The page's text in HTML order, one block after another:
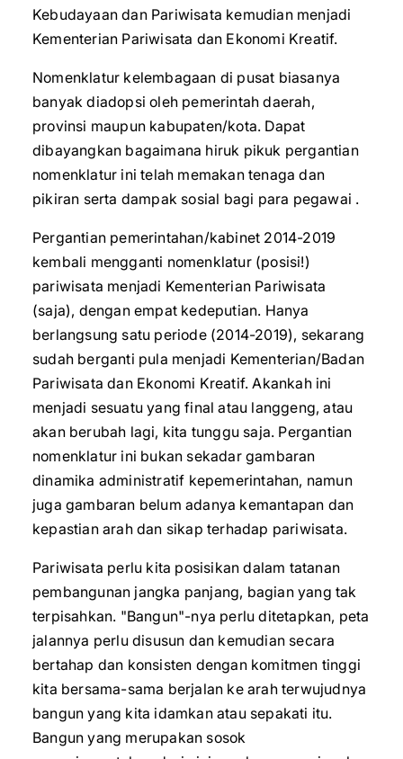
Kebudayaan dan Pariwisata kemudian menjadi
Kementerian Pariwisata dan Ekonomi Kreatif.
Nomenklatur kelembagaan di pusat biasanya
banyak diadopsi oleh pemerintah daerah,
provinsi maupun kabupaten/kota. Dapat
dibayangkan bagaimana hiruk pikuk pergantian
nomenklatur ini telah memakan tenaga dan
pikiran serta dampak sosial bagi para pegawai .
Pergantian pemerintahan/kabinet 2014-2019
kembali mengganti nomenklatur (posisi!)
pariwisata menjadi Kementerian Pariwisata
(saja), dengan empat kedeputian. Hanya
berlangsung satu periode (2014-2019), sekarang
sudah berganti pula menjadi Kementerian/Badan
Pariwisata dan Ekonomi Kreatif. Akankah ini
menjadi sesuatu yang final atau langgeng, atau
akan berubah lagi, kita tunggu saja. Pergantian
nomenklatur ini bukan sekadar gambaran
dinamika administratif kepemerintahan, namun
juga gambaran belum adanya kemantapan dan
kepastian arah dan sikap terhadap pariwisata.
Pariwisata perlu kita posisikan dalam tatanan
pembangunan jangka panjang, bagian yang tak
terpisahkan. "Bangun"-nya perlu ditetapkan, peta
jalannya perlu disusun dan kemudian secara
bertahap dan konsisten dengan komitmen tinggi
kita bersama-sama berjalan ke arah terwujudnya
bangun yang kita idamkan atau sepakati itu.
Bangun yang merupakan sosok